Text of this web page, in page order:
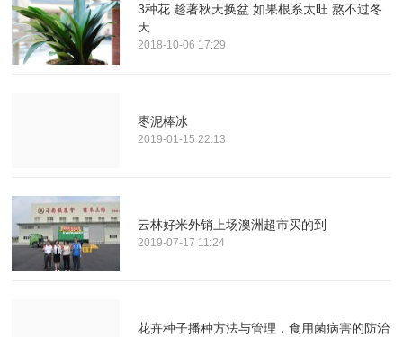
3种花 趁著秋天换盆 如果根系太旺 熬不过冬
天
2018-10-06 17:29
枣泥棒冰
2019-01-15 22:13
云林好米外销上场澳洲超市买的到
2019-07-17 11:24
花卉种子播种方法与管理，食用菌病害的防治